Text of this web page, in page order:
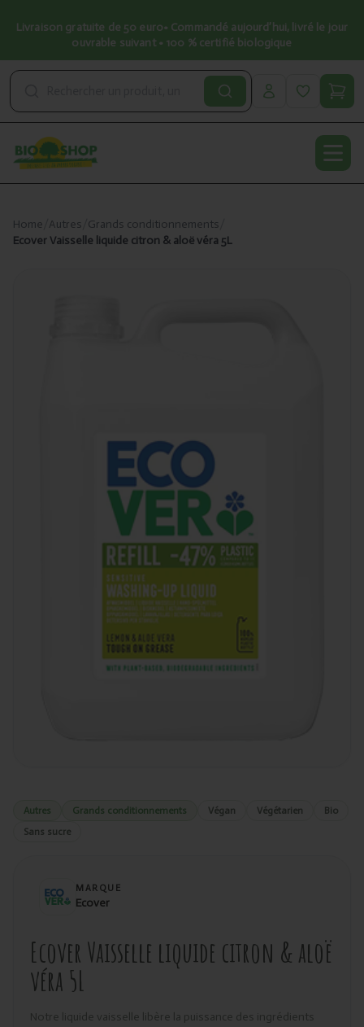
Livraison gratuite de 50 euro• Commandé aujourd’hui, livré le jour
ouvrable suivant • 100 % certifié biologique
Home Autres Grands conditionnements
Ecover Vaisselle liquide citron & aloë véra 5L
Autres Grands conditionnements Végan Végétarien
Bio
Sans sucre
MARQUE
Ecover
Ecover Vaisselle liquide citron & aloë
véra 5L
Notre liquide vaisselle libère la puissance des ingrédients